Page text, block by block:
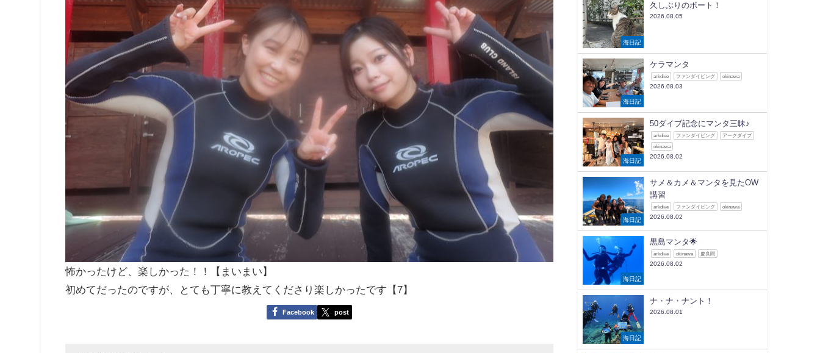
怖かったけど、楽しかった！！【まいまい】
初めてだったのですが、とても丁寧に教えてくださり楽しかったです【7】
Facebook post
海日記
久しぶりのボート！
2026.08.05
海日記
ケラマンタ
arkdive ファンダイビング okinawa
2026.08.03
海日記
50ダイブ記念にマンタ三昧♪
arkdive ファンダイビング アークダイブ
okinawa
2026.08.02
海日記
サメ＆カメ＆マンタを見たOW
講習
arkdive ファンダイビング okinawa
2026.08.02
海日記
黒島マンタ🌟
arkdive okinawa 慶良間
2026.08.02
海日記
ナ・ナ・ナント！
2026.08.01